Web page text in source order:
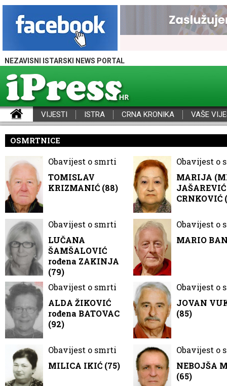
NEZAVISNI ISTARSKI NEWS PORTAL
VIJESTI ISTRA CRNA KRONIKA VAŠE
OSMRTNICE
Obavijest o smrti
TOMISLAV
KRIZMANIĆ (88)
Obavijest o
MARIJA
CRNKOVIĆ
Obavijest o smrti
LUČANA
ŠAMŠALOVIĆ
rođena ZAKINJA
(79)
Obavijest o
MARIO
Obavijest o smrti
ALDA ŽIKOVIĆ
rođena BATOVAC
(92)
Obavijest o
JOVAN
(85)
Obavijest o smrti
MILICA IKIĆ (75)
Obavijest o
NEBOJŠA
(65)